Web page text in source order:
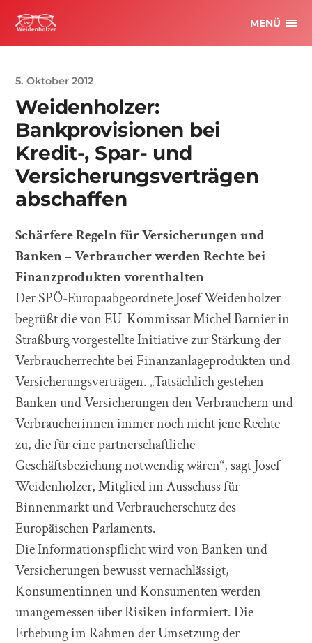
MENÜ
5. Oktober 2012
Weidenholzer:
Bankprovisionen bei
Kredit-, Spar- und
Versicherungsverträgen
abschaffen
Schärfere Regeln für Versicherungen und
Banken – Verbraucher werden Rechte bei
Finanzprodukten vorenthalten
Der SPÖ-Europaabgeordnete Josef Weidenholzer
begrüßt die von EU-Kommissar Michel Barnier in
Straßburg vorgestellte Initiative zur Stärkung der
Verbraucherrechte bei Finanzanlageprodukten und
Versicherungsverträgen. „Tatsächlich gestehen
Banken und Versicherungen den Verbrauchern und
Verbraucherinnen immer noch nicht jene Rechte
zu, die für eine partnerschaftliche
Geschäftsbeziehung notwendig wären“, sagt Josef
Weidenholzer, Mitglied im Ausschuss für
Binnenmarkt und Verbraucherschutz des
Europäischen Parlaments.
Die Informationspflicht wird von Banken und
Versicherungen bewusst vernachlässigt,
Konsumentinnen und Konsumenten werden
unangemessen über Risiken informiert. Die
Erhebung im Rahmen der Umsetzung der